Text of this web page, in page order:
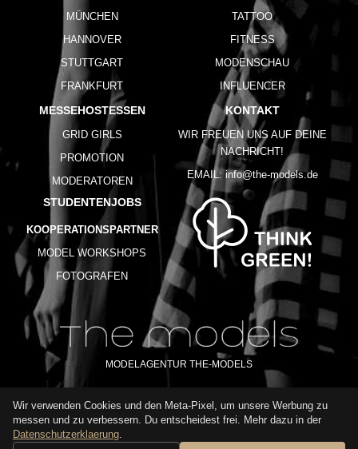
MÜNCHEN
HANNOVER
STUTTGART
FRANKFURT
TATTOO
FITNESS
MODENSCHAU
INFLUENCER
MESSEHOSTESSEN
GRID GIRLS
PROMOTION
MODERATOREN
STUDENTENJOBS
KOOPERATIONSPARTNER
MODEL WORKSHOPS
FOTOGRAFEN
KONTAKT
WIR FREUEN UNS AUF DEINE
NACHRICHT!
EMAIL: info@the-models.de
MODELAGENTUR THE-MODELS
IMPRESSUM AGB DATENSCHUTZ
NUTZUNGSBEDINGUNGEN
Wir verwenden Cookies und den Meta-Pixel, um unsere Werbung zu
messen und zu verbessern. Du entscheidest frei. Mehr dazu in der
Datenschutzerklaerung.